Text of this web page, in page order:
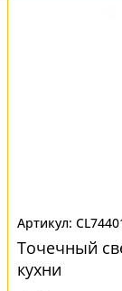
Точечный
кухни